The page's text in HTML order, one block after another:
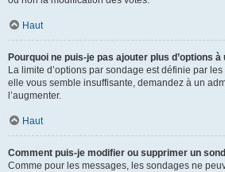
Haut
Pourquoi ne puis-je pas ajouter plus d’options à
La limite d’options par sondage est définie par
elle vous semble insuffisante, demandez à un
l’augmenter.
Haut
Comment puis-je modifier ou supprimer un
Comme pour les messages, les sondages ne